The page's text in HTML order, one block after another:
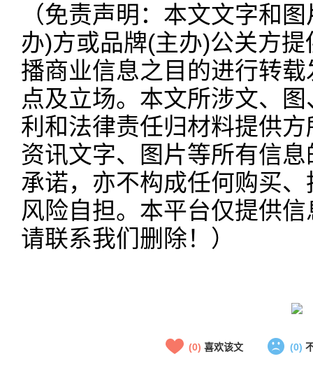
（免责声明：本文文字和
办)方或品牌(主办)公关方
播商业信息之目的进行转
点及立场。本文所涉文、
利和法律责任归材料提供
资讯文字、图片等所有信
承诺，亦不构成任何购买
风险自担。本平台仅提供
请联系我们删除！）
(0)喜欢该文 (0)